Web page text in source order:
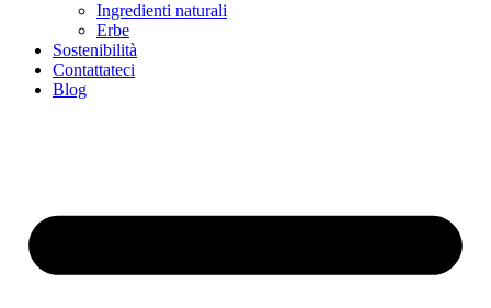
Ingredienti naturali
Erbe
Sostenibilità
Contattateci
Blog